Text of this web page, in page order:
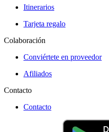
Itinerarios
Tarjeta regalo
Colaboración
Conviértete en proveedor
Afiliados
Contacto
Contacto